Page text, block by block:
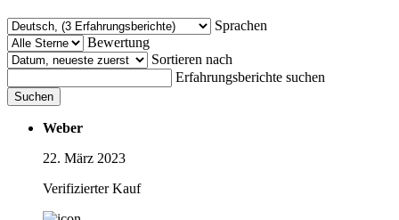
Sprachen
Bewertung
Sortieren nach
Erfahrungsberichte suchen
Suchen
Weber
22. März 2023
Verifizierter Kauf